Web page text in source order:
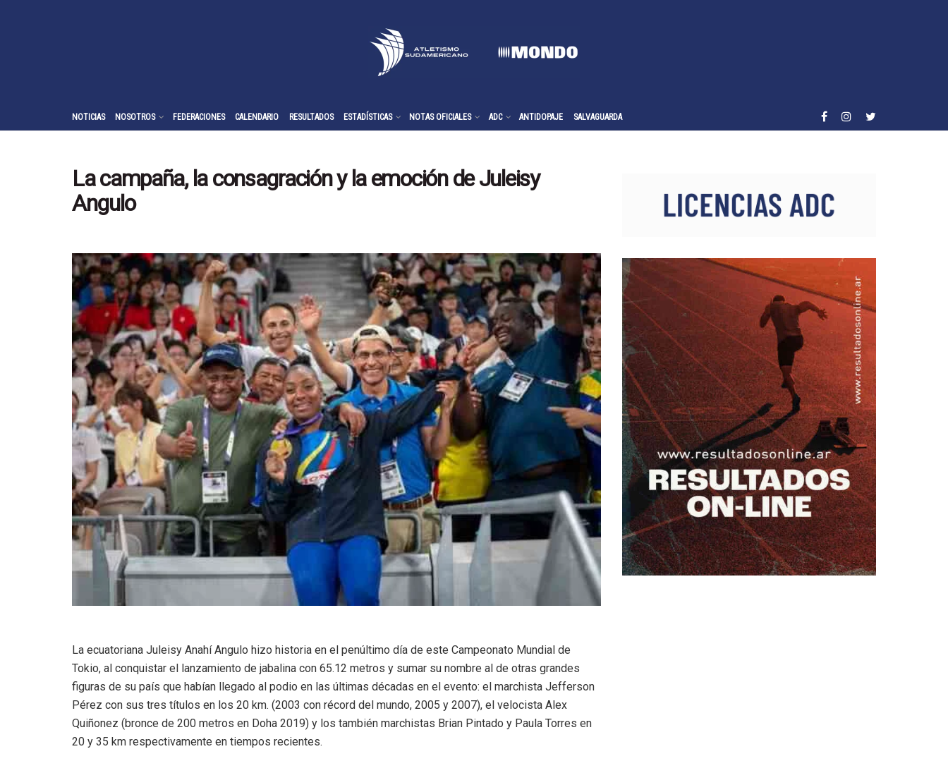
NOTICIAS NOSOTROS FEDERACIONES CALENDARIO RESULTADOS ESTADÍSTICAS NOTAS OFICIALES ADC ANTIDOPAJE SALVAGUARDA
La campaña, la consagración y la emoción de Juleisy
Angulo
La ecuatoriana Juleisy Anahí Angulo hizo historia en el penúltimo día de este Campeonato Mundial de
Tokio, al conquistar el lanzamiento de jabalina con 65.12 metros y sumar su nombre al de otras grandes
figuras de su país que habían llegado al podio en las últimas décadas en el evento: el marchista Jefferson
Pérez con sus tres títulos en los 20 km. (2003 con récord del mundo, 2005 y 2007), el velocista Alex
Quiñonez (bronce de 200 metros en Doha 2019) y los también marchistas Brian Pintado y Paula Torres en
20 y 35 km respectivamente en tiempos recientes.